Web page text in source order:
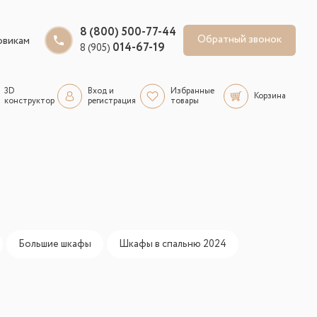
8 (800) 500-77-44
8 (905) 014-67-19 Обратный звонок
3D
конструктор
Вход и
регистрация
Избранные
товары
Корзина
Большие шкафы Шкафы в спальню 2024